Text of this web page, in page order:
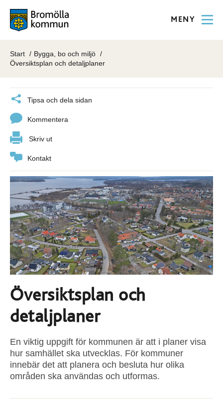
MENY
Start
Bygga, bo och miljö
Översiktsplan och detaljplaner
Tipsa och dela sidan
Kommentera
Skriv ut
Kontakt
Översiktsplan och
detaljplaner
En viktig uppgift för kommunen är att i planer visa
hur samhället ska utvecklas. För kommuner
innebär det att planera och besluta hur olika
områden ska användas och utformas.